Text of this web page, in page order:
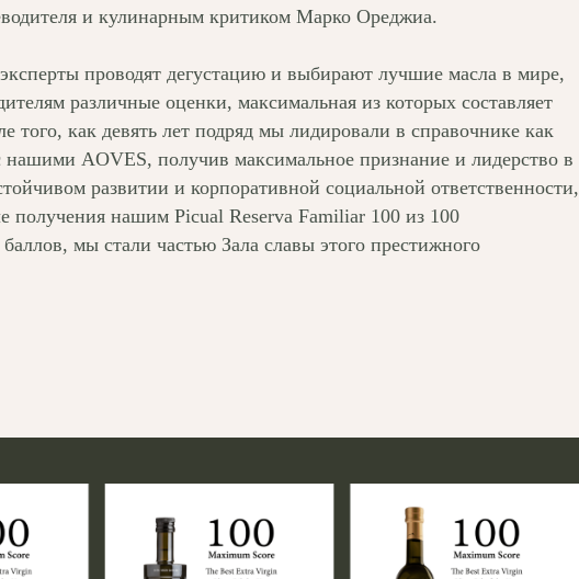
и кулинарным критиком Марко Ореджиа.
проводят дегустацию и выбирают лучшие масла в мире,
различные оценки, максимальная из которых составляет
того, как девять лет подряд мы лидировали в справочнике как
AOVES, получив максимальное признание и лидерство в
развитии и корпоративной социальной ответственности,
получения нашим Picual Reserva Familiar 100 из 100
мы стали частью Зала славы этого престижного